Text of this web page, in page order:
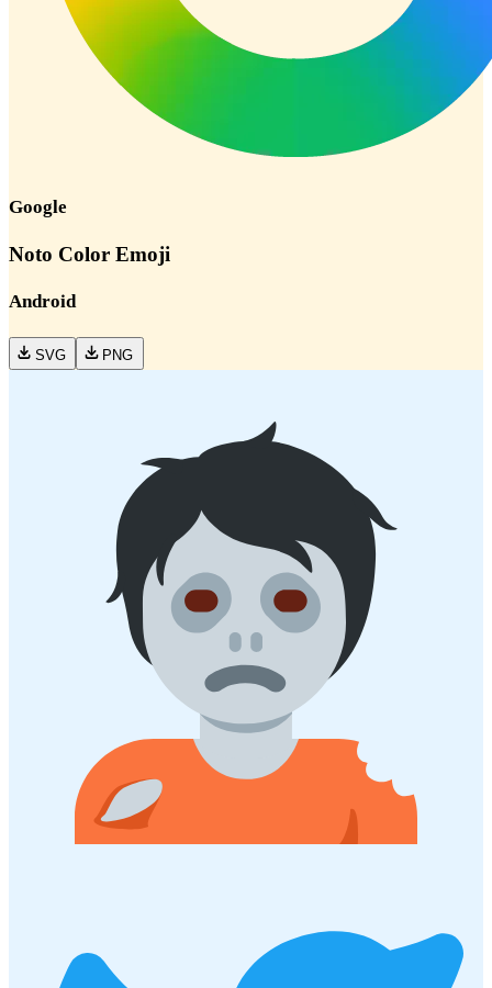
Google
Noto Color Emoji
Android
SVG PNG